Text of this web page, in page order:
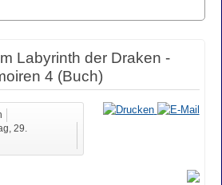
Labyrinth der Draken -
4 (Buch)
29.